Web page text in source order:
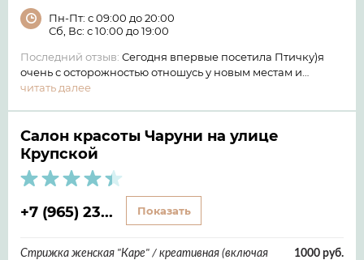
Пн-Пт: с 09:00 до 20:00
Сб, Вс: с 10:00 до 19:00
Последний отзыв: Сегодня впервые посетила Птичку)я
очень с осторожностью отношусь у новым местам и…
читать далее
Салон красоты Чаруни на улице
Крупской
+7 (965) 23... Показать
Стрижка женская "Каре" / креативная (включая
1000 руб.